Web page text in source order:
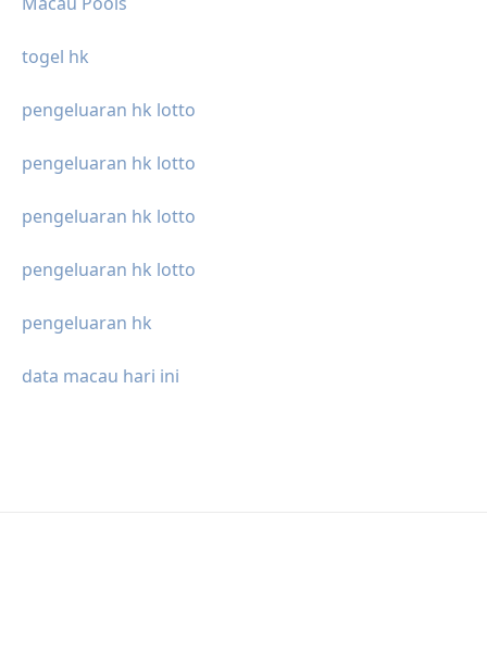
togel hk
pengeluaran hk lotto
pengeluaran hk lotto
pengeluaran hk lotto
pengeluaran hk lotto
pengeluaran hk
data macau hari ini